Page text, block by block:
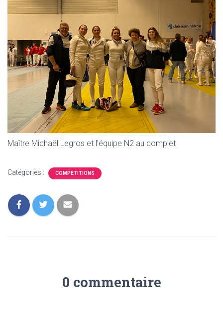
Maître Michaël Legros et l’équipe N2 au complet
Catégories : COMPÉTITIONS
0 commentaire